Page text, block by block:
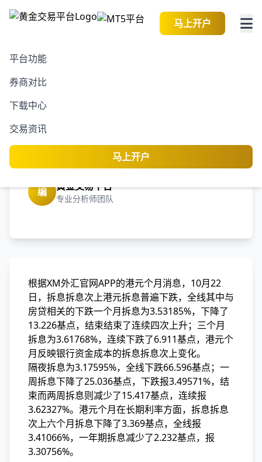
马上开户
平台功能
券商对比
下载中心
交易资讯
马上开户
2026-08-09 13:11:00
港元拆息全线下跌，一个
月拆息结束了连续四次上
编 黄金交易平台
专业分析师团队
根据XM外汇官网APP的港元个月消息，10月22
日，拆息拆息次上港元拆息普遍下跌，全线其中与
房贷相关的下跌一个月拆息为3.53185%，下降了
13.226基点，结束结束了连续四次上升；三个月
拆息为3.61768%，连续下跌了6.911基点，港元个
月反映银行资金成本的拆息拆息次上变化。
隔夜拆息为3.17595%，全线下跌66.596基点；一
周拆息下降了25.036基点，下跌报3.49571%，结
束而两周拆息则减少了15.417基点，连续报
3.62327%。港元个月在长期利率方面，拆息拆息
次上六个月拆息下降了3.369基点，全线报
3.41066%，一年期拆息减少了2.232基点，报
3.30756%。